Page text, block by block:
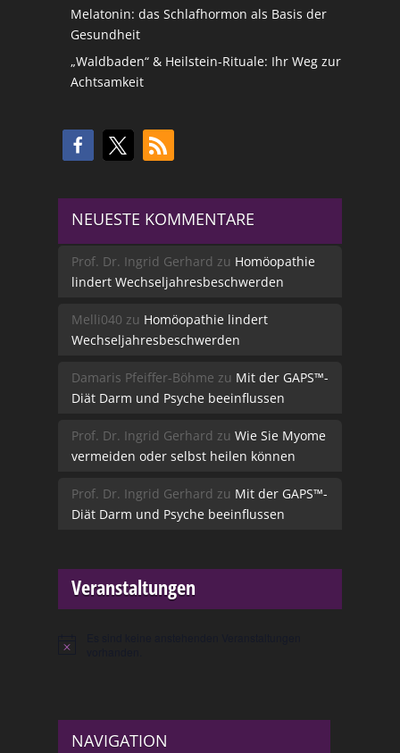
Melatonin: das Schlafhormon als Basis der
Gesundheit
„Waldbaden“ & Heilstein-Rituale: Ihr Weg zur
Achtsamkeit
NEUESTE KOMMENTARE
Prof. Dr. Ingrid Gerhard zu Homöopathie
lindert Wechseljahresbeschwerden
Melli040 zu Homöopathie lindert
Wechseljahresbeschwerden
Damaris Pfeiffer-Böhme zu Mit der GAPS™-
Diät Darm und Psyche beeinflussen
Prof. Dr. Ingrid Gerhard zu Wie Sie Myome
vermeiden oder selbst heilen können
Prof. Dr. Ingrid Gerhard zu Mit der GAPS™-
Diät Darm und Psyche beeinflussen
Veranstaltungen
Hinweis
NAVIGATION